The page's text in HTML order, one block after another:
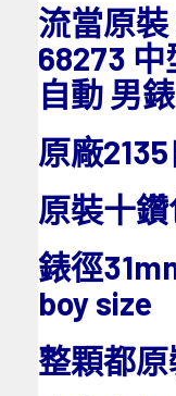
流當原裝
68273
自動 男錶
原廠
原裝十
錶徑
boy size
整顆都